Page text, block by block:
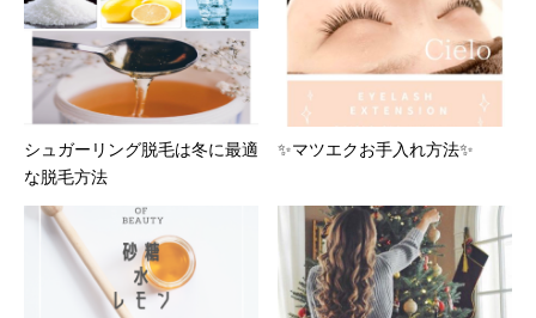
シュガーリング脱毛は冬に最適
な脱毛方法
✨マツエクお手入れ方法✨